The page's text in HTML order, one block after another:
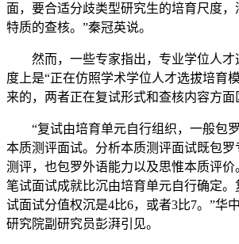
面，要合适分歧类型研究生的培育尺度
特质的查核。”秦冠英说。
然而，一些专家指出，专业学位人才
度上是“正在仿照学术学位人才选拔培育
来的，两者正在复试形式和查核内容方面
“复试由培育单元自行组织，一般包
本质测评面试。分析本质测评面试既包
测评，也包罗外语能力以及思惟本质评价
笔试面试成就比沉由培育单元自行确定
试面试分值权沉是4比6，或者3比7。”华
研究院副研究员彭湃引见。